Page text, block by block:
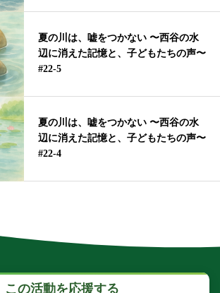
夏の川は、嘘をつかない 〜西谷の水
辺に消えた記憶と、子どもたちの声〜
#22-5
夏の川は、嘘をつかない 〜西谷の水
辺に消えた記憶と、子どもたちの声〜
#22-4
この活動を応援する